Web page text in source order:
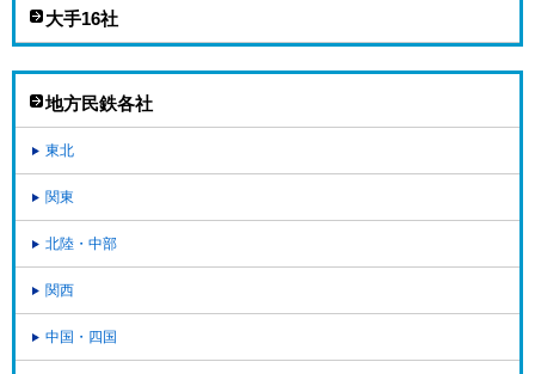
大手16社
地方民鉄各社
東北
関東
北陸・中部
関西
中国・四国